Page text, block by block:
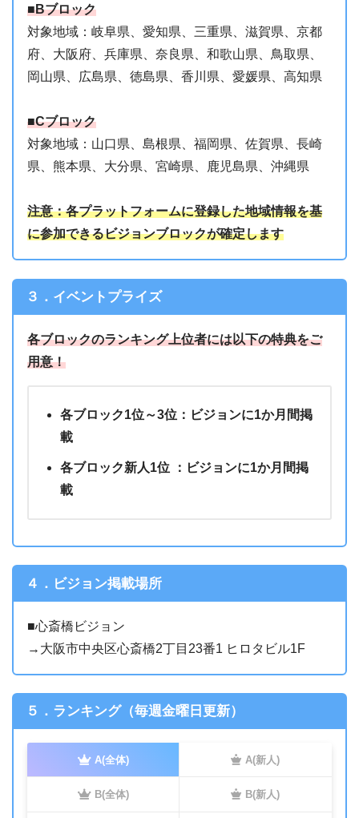
■Bブロック
対象地域：岐阜県、愛知県、三重県、滋賀県、京都
府、大阪府、兵庫県、奈良県、和歌山県、鳥取県、
岡山県、広島県、徳島県、香川県、愛媛県、高知県
■Cブロック
対象地域：山口県、島根県、福岡県、佐賀県、長崎
県、熊本県、大分県、宮崎県、鹿児島県、沖縄県
注意：各プラットフォームに登録した地域情報を基
に参加できるビジョンブロックが確定します
３．イベントプライズ
各ブロックのランキング上位者には以下の特典をご
用意！
各ブロック1位～3位：ビジョンに1か月間掲
載
各ブロック新人1位 ：ビジョンに1か月間掲
載
４．ビジョン掲載場所
■心斎橋ビジョン
→大阪市中央区心斎橋2丁目23番1 ヒロタビル1F
５．ランキング（毎週金曜日更新）
A(全体) A(新人)
B(全体) B(新人)